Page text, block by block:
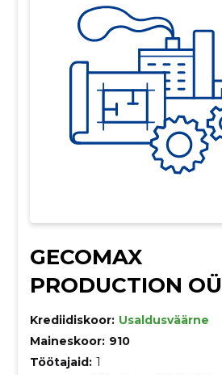
GECOMAX
PRODUCTION OÜ
Krediidiskoor: Usaldusväärne
Maineskoor: 910
Töötajaid: 1